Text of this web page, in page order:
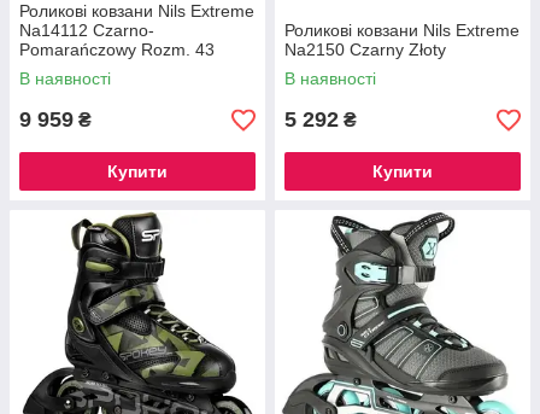
Роликові ковзани Nils Extreme
Na14112 Czarno-
Pomarańczowy Rozm. 43
Łyżworolki
В наявності
9 959 ₴
Купити
Роликові ковзани Nils Extreme
Na2150 Czarny Złoty
В наявності
5 292 ₴
Купити